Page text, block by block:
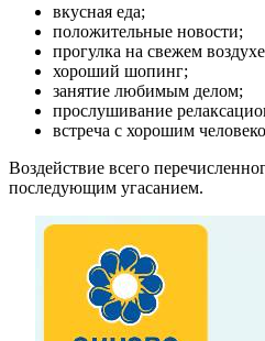
вкусная еда;
положительные новости;
прогулка на свежем
хороший шопинг;
занятие любимым делом;
прослушивание
встреча с хорошим
Воздействие всего
последующим угасанием.